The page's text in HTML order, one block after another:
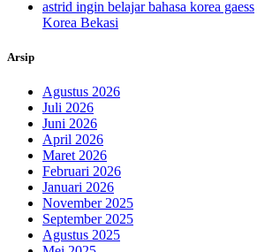
astrid ingin belajar bahasa korea gaess
Korea Bekasi
Arsip
Agustus 2026
Juli 2026
Juni 2026
April 2026
Maret 2026
Februari 2026
Januari 2026
November 2025
September 2025
Agustus 2025